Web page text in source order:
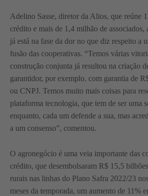
Adelino Sasse, diretor da Alios, que reúne
crédito e mais de 1,4 milhão de
já está na fase da dor no que diz respeito a
fusão das cooperativas. “Temos várias
construção conjunta já resultou na criação
garantidor, por exemplo. com garantia de
ou CNPJ. Temos muito mais coisas para
plataforma tecnologia, que tem de ser uma
enquanto, cada um defende a sua, mas
a um consenso”, comentou.
O agronegócio é uma veia importante das
crédito, que desembolsaram R$ 15,5
rurais nas linhas do Plano Safra 2022/23
meses da temporada, um aumento de 11%